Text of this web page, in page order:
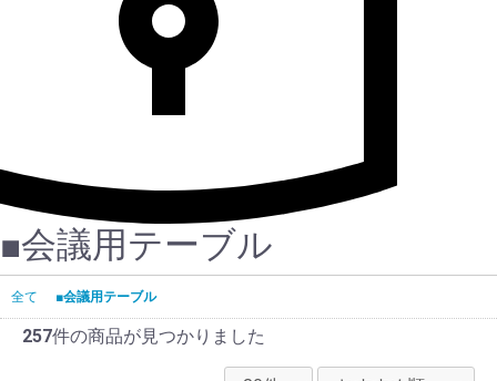
■会議用テーブル
全て ■会議用テーブル
257件の商品が見つかりました